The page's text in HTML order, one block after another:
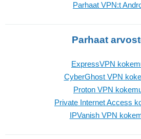
Parhaat VPN:t
Parhaat
ExpressVPN
CyberGhost VPN
Proton VPN
Private Internet Access
IPVanish VPN